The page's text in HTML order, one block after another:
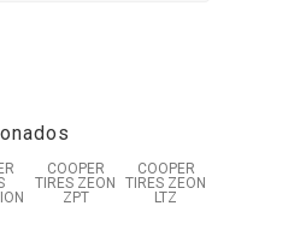
COOPER
TIRES ZEON
ZPT
COOPER
TIRES ZEON
LTZ